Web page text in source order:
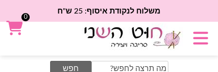
משלוח לנקודת איסוף: 25 ש"ח
Search
for:
0